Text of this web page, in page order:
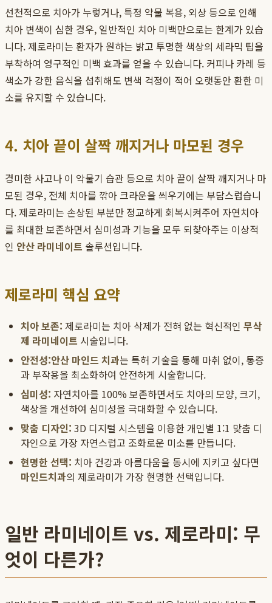
선천적으로 치아가 누렇거나, 특정 약물 복용, 외상 등으로 인해
치아 변색이 심한 경우, 일반적인 치아 미백만으로는 한계가 있습
니다. 제로라미는 환자가 원하는 밝고 투명한 색상의 세라믹 팁을
부착하여 영구적인 미백 효과를 얻을 수 있습니다. 커피나 카레 등
색소가 강한 음식을 섭취해도 변색 걱정이 적어 오랫동안 환한 미
소를 유지할 수 있습니다.
4. 치아 끝이 살짝 깨지거나 마모된 경우
경미한 사고나 이 악물기 습관 등으로 치아 끝이 살짝 깨지거나 마
모된 경우, 전체 치아를 깎아 크라운을 씌우기에는 부담스럽습니
다. 제로라미는 손상된 부분만 정교하게 회복시켜주어 자연치아
를 최대한 보존하면서 심미성과 기능을 모두 되찾아주는 이상적
인 안산 라미네이트 솔루션입니다.
제로라미 핵심 요약
치아 보존: 제로라미는 치아 삭제가 전혀 없는 혁신적인 무삭
제 라미네이트 시술입니다.
안전성:안산 마인드 치과는 특허 기술을 통해 마취 없이, 통증
과 부작용을 최소화하여 안전하게 시술합니다.
심미성: 자연치아를 100% 보존하면서도 치아의 모양, 크기,
색상을 개선하여 심미성을 극대화할 수 있습니다.
맞춤 디자인: 3D 디지털 시스템을 이용한 개인별 1:1 맞춤 디
자인으로 가장 자연스럽고 조화로운 미소를 만듭니다.
현명한 선택: 치아 건강과 아름다움을 동시에 지키고 싶다면
마인드치과의 제로라미가 가장 현명한 선택입니다.
일반 라미네이트 vs. 제로라미: 무
엇이 다른가?